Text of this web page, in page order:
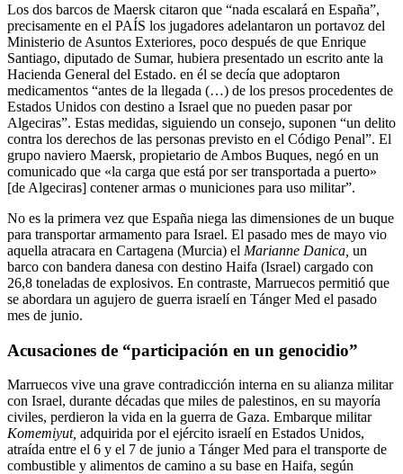
Los dos barcos de Maersk citaron que “nada escalará en España”,
precisamente en el PAÍS los jugadores adelantaron un portavoz del
Ministerio de Asuntos Exteriores, poco después de que Enrique
Santiago, diputado de Sumar, hubiera presentado un escrito ante la
Hacienda General del Estado. en él se decía que adoptaron
medicamentos “antes de la llegada (…) de los presos procedentes de
Estados Unidos con destino a Israel que no pueden pasar por
Algeciras”. Estas medidas, siguiendo un consejo, suponen “un delito
contra los derechos de las personas previsto en el Código Penal”. El
grupo naviero Maersk, propietario de Ambos Buques, negó en un
comunicado que «la carga que está por ser transportada a puerto»
[de Algeciras] contener armas o municiones para uso militar”.
No es la primera vez que España niega las dimensiones de un buque
para transportar armamento para Israel. El pasado mes de mayo vio
aquella atracara en Cartagena (Murcia) el Marianne Danica, un
barco con bandera danesa con destino Haifa (Israel) cargado con
26,8 toneladas de explosivos. En contraste, Marruecos permitió que
se abordara un agujero de guerra israelí en Tánger Med el pasado
mes de junio.
Acusaciones de “participación en un genocidio”
Marruecos vive una grave contradicción interna en su alianza militar
con Israel, durante décadas que miles de palestinos, en su mayoría
civiles, perdieron la vida en la guerra de Gaza. Embarque militar
Komemiyut, adquirida por el ejército israelí en Estados Unidos,
atraída entre el 6 y el 7 de junio a Tánger Med para el transporte de
combustible y alimentos de camino a su base en Haifa, según